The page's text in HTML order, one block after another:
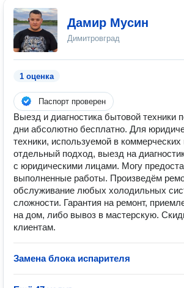
Дамир Мусин
Димитровград
1 оценка
Паспорт проверен
Выезд и диагностика бытовой техники
дни абсолютно бесплатно. Для
техники, используемой в
отдельный подход, выезд на
с юридическими лицами. Могу
выполненные работы. Произведём
обслуживание любых холодильных
сложности. Гарантия на ремонт,
на дом, либо вывоз в мастерскую.
клиентам.
Замена блока испарителя